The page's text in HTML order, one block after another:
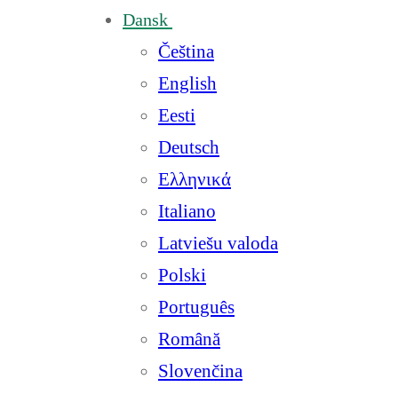
Dansk
Čeština
English
Eesti
Deutsch
Ελληνικά
Italiano
Latviešu valoda
Polski
Português
Română
Slovenčina